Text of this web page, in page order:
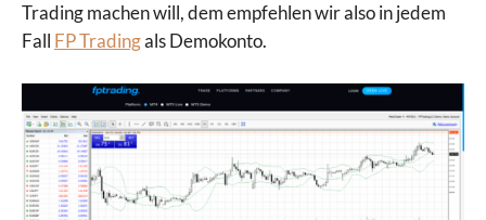
Trading machen will, dem empfehlen wir also in jedem
Fall FP Tradingals Demokonto.